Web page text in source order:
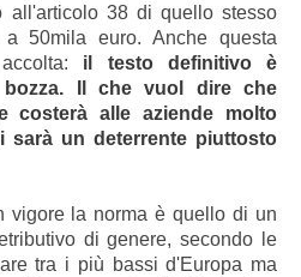
all'articolo 38 di quello stesso
50mila euro. Anche questa
il testo definitivo è
bozza. Il che vuol dire che
costerà alle aziende molto
un deterrente piuttosto
vigore la norma è quello di un
di genere, secondo le
tra i più bassi d'Europa ma